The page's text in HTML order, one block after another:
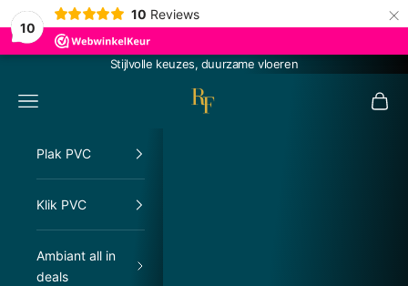
10
10 Reviews ×
Stijlvolle keuzes, duurzame vloeren
RachelFloors
Menu
Plak PVC
Klik PVC
Ambiant all in
deals